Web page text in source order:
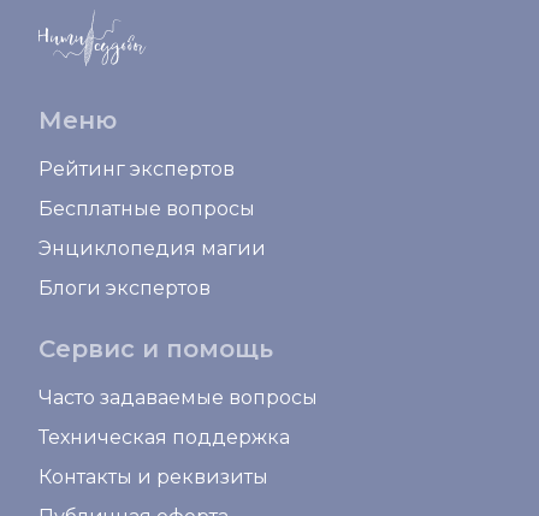
Меню
Рейтинг экспертов
Бесплатные вопросы
Энциклопедия магии
Блоги экспертов
Сервис и помощь
Часто задаваемые вопросы
Техническая поддержка
Контакты и реквизиты